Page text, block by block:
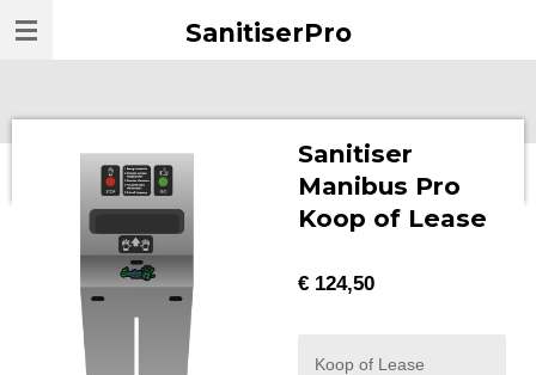
Ga
SanitiserPro
Sanitiser
Manibus Pro
Koop of Lease
€ 124,50
Koop of Lease